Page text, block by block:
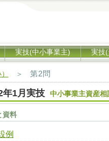
実技(中小事業主) 実技
＞ 第2問
1月実技 中小事業主資産相
料
例